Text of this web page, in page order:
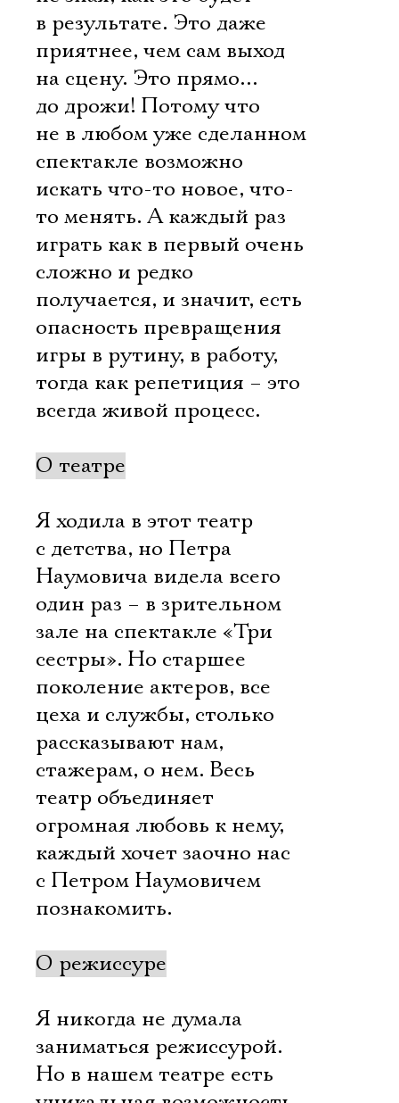
в результате. Это даже
приятнее, чем сам выход
на сцену. Это прямо…
до дрожи! Потому что
не в любом уже сделанном
спектакле возможно
искать что-то новое, что-
то менять. А каждый раз
играть как в первый очень
сложно и редко
получается, и значит, есть
опасность превращения
игры в рутину, в работу,
тогда как репетиция – это
всегда живой процесс.
О театре
Я ходила в этот театр
с детства, но Петра
Наумовича видела всего
один раз – в зрительном
зале на спектакле «Три
сестры». Но старшее
поколение актеров, все
цеха и службы, столько
рассказывают нам,
стажерам, о нем. Весь
театр объединяет
огромная любовь к нему,
каждый хочет заочно нас
с Петром Наумовичем
познакомить.
О режиссуре
Я никогда не думала
заниматься режиссурой.
Но в нашем театре есть